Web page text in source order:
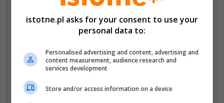
Działania ukierunkowane
na zatrzymywanie osób poszukiwanych są
prowadzone przez bolesławieckich
funkcjonariuszy systematycznie, a ich
celem jest zapewnienie bezpieczeństwa
mieszkańcom powiatu oraz skuteczne
egzekwowanie orzeczeń sądowych.
istotne.pl asks for your consent to use your
personal data to:
Personalised advertising and content, advertising and
content measurement, audience research and
services development
Store and/or access information on a device